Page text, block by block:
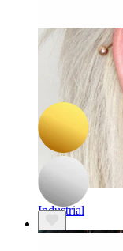
Industrial
-15%
Bodymod Trend
Titanium ring
29,90 €